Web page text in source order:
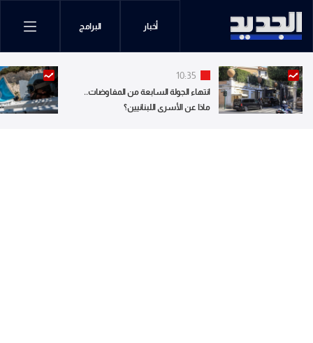
أخبار البرامج
10:35
انتهاء الجولة السابعة من المفاوضات..
ماذا عن الأسرى اللبنانيين؟